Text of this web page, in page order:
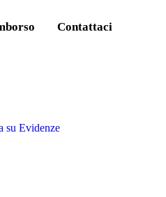
Contattaci
su Evidenze